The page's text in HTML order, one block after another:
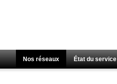
Nos réseaux État du service